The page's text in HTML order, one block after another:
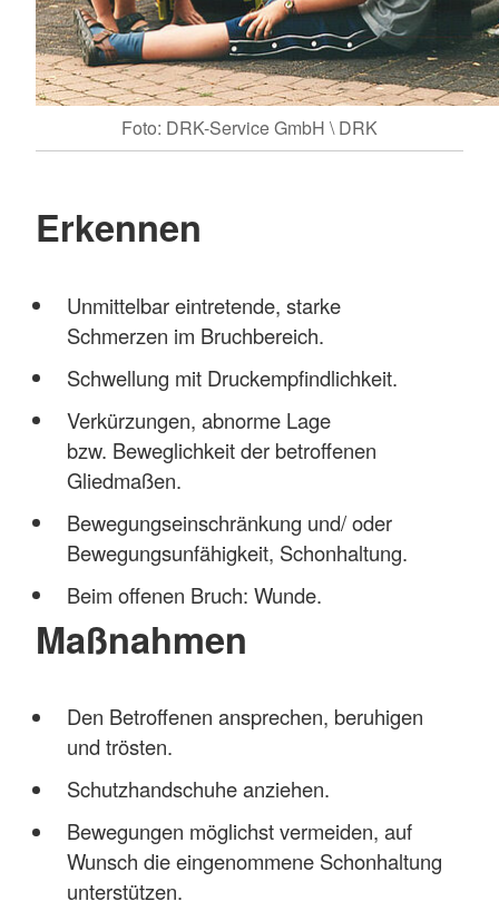
Foto: DRK-Service GmbH \ DRK
Erkennen
Unmittelbar eintretende, starke
Schmerzen im Bruchbereich.
Schwellung mit Druckempfindlichkeit.
Verkürzungen, abnorme Lage
bzw. Beweglichkeit der betroffenen
Gliedmaßen.
Bewegungseinschränkung und/ oder
Bewegungsunfähigkeit, Schonhaltung.
Beim offenen Bruch: Wunde.
Maßnahmen
Den Betroffenen ansprechen, beruhigen
und trösten.
Schutzhandschuhe anziehen.
Bewegungen möglichst vermeiden, auf
Wunsch die eingenommene Schonhaltung
unterstützen.